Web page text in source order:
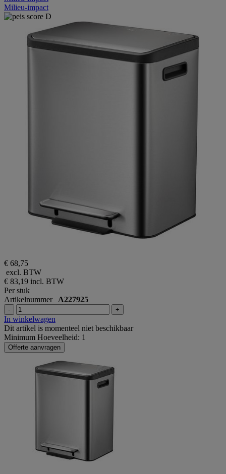
Milieu-impact
€ 68,75
excl. BTW
€ 83,19 incl. BTW
Per stuk
Artikelnummer A227925
- +
In winkelwagen
Dit artikel is momenteel niet beschikbaar
Minimum Hoeveelheid: 1
Offerte aanvragen